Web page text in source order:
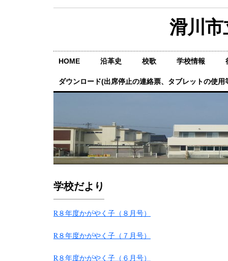
滑川市
HOME 沿革史 校歌 学校情報
ダウンロード(出席停止の連絡票、タブレットの使用
学校だより
R８年度かがやく子（８月号）
R８年度かがやく子（７月号）
R８年度かがやく子（６月号）